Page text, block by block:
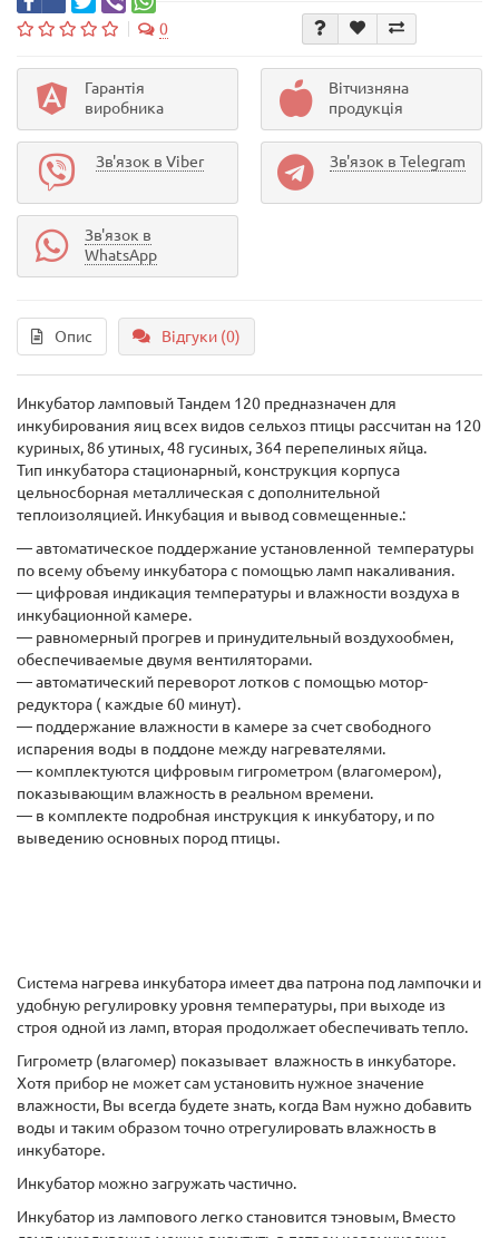
0
Гарантія
виробника
Вітчизняна
продукція
Зв'язок в Viber Зв'язок в Telegram
Зв'язок в
WhatsApp
Опис Відгуки (0)
Инкубатор ламповый Тандем 120 предназначен для
инкубирования яиц всех видов сельхоз птицы рассчитан на 120
куриных, 86 утиных, 48 гусиных, 364 перепелиных яйца.
Тип инкубатора стационарный, конструкция корпуса
цельносборная металлическая с дополнительной
теплоизоляцией. Инкубация и вывод совмещенные.:
— автоматическое поддержание установленной температуры
по всему объему инкубатора с помощью ламп накаливания.
— цифровая индикация температуры и влажности воздуха в
инкубационной камере.
— равномерный прогрев и принудительный воздухообмен,
обеспечиваемые двумя вентиляторами.
— автоматический переворот лотков с помощью мотор-
редуктора ( каждые 60 минут).
— поддержание влажности в камере за счет свободного
испарения воды в поддоне между нагревателями.
— комплектуются цифровым гигрометром (влагомером),
показывающим влажность в реальном времени.
— в комплекте подробная инструкция к инкубатору, и по
выведению основных пород птицы.
Система нагрева инкубатора имеет два патрона под лампочки и
удобную регулировку уровня температуры, при выходе из
строя одной из ламп, вторая продолжает обеспечивать тепло.
Гигрометр (влагомер) показывает влажность в инкубаторе.
Хотя прибор не может сам установить нужное значение
влажности, Вы всегда будете знать, когда Вам нужно добавить
воды и таким образом точно отрегулировать влажность в
инкубаторе.
Инкубатор можно загружать частично.
Инкубатор из лампового легко становится тэновым, Вместо